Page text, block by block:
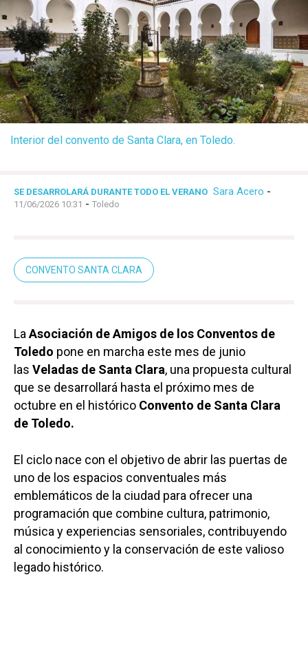
Interior del convento de Santa Clara, en Toledo.
SE DESARROLARÁ DURANTE TODO EL VERANO Sara Acero -
11/06/2026 10:31 - Toledo
CONVENTO SANTA CLARA
La Asociación de Amigos de los Conventos de
Toledo pone en marcha este mes de junio
las Veladas de Santa Clara, una propuesta cultural
que se desarrollará hasta el próximo mes de
octubre en el histórico Convento de Santa Clara
de Toledo.
El ciclo nace con el objetivo de abrir las puertas de
uno de los espacios conventuales más
emblemáticos de la ciudad para ofrecer una
programación que combine cultura, patrimonio,
música y experiencias sensoriales, contribuyendo
al conocimiento y la conservación de este valioso
legado histórico.